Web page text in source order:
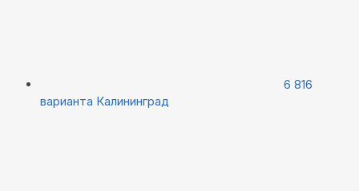
6 816
варианта Калининград